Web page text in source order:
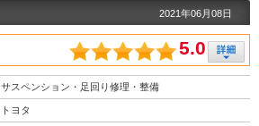
2021年06月08日
5.0
サスペンション・足回り修理・整備
トヨタ